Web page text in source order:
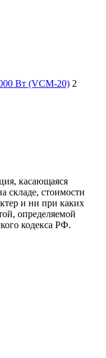
Вт (VCM-20) 2
касающаяся
складе, стоимости
и ни при каких
определяемой
кодекса РФ.